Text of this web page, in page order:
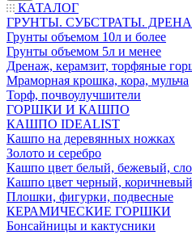
КАТАЛОГ
ГРУНТЫ. СУБСТРАТЫ.
Грунты объемом 10л и более
Грунты объемом 5л и менее
Дренаж, керамзит, торфяные
Мраморная крошка, кора, мульча
Торф, почвоулучшители
ГОРШКИ И КАШПО
КАШПО IDEALIST
Кашпо на деревянных ножках
Золото и серебро
Кашпо цвет белый, бежевый,
Кашпо цвет черный,
Плошки, фигурки, подвесные
КЕРАМИЧЕСКИЕ ГОРШКИ
Бонсайницы и кактусники